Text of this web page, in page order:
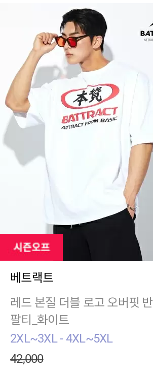
베트랙트
레드 본질 더블 로고 오버핏 반
팔티_화이트
2XL~3XL - 4XL~5XL
42,000